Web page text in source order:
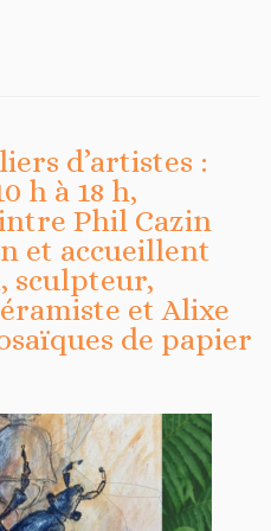
d’artistes :
h à 18 h,
Phil Cazin
et accueillent
sculpteur,
et Alixe
de papier